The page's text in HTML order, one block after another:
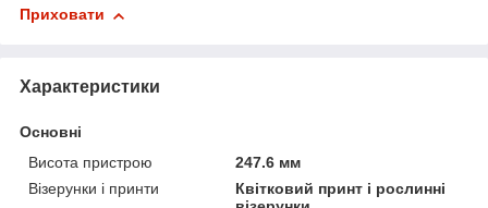
Приховати
Характеристики
Основні
Висота пристрою
247.6 мм
Візерунки і принти
Квітковий принт і рослинні